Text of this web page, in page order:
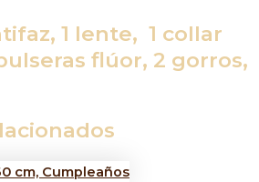
1 lente, 1 collar
flúor, 2 gorros,